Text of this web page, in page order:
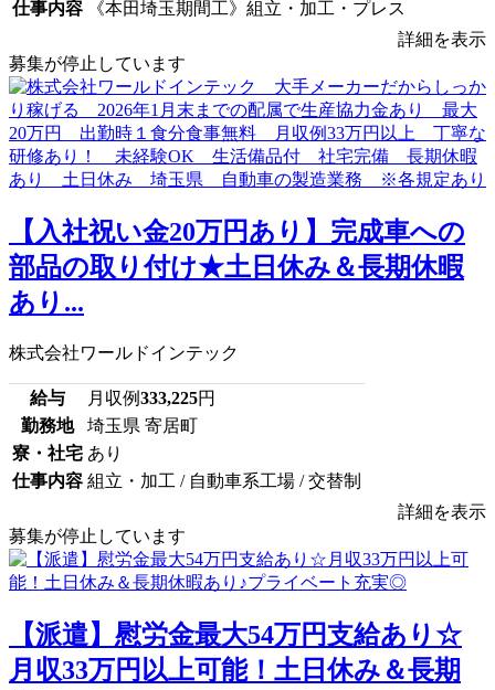
仕事内容
《本田埼玉期間工》組立・加工・プレス
詳細を表示
募集が停止しています
【入社祝い金20万円あり】完成車への
部品の取り付け★土日休み＆長期休暇
あり...
株式会社ワールドインテック
給与 月収例333,225円
勤務地
埼玉県 寄居町
寮・社宅 あり
仕事内容 組立・加工 / 自動車系工場 / 交替制
詳細を表示
募集が停止しています
【派遣】慰労金最大54万円支給あり☆
月収33万円以上可能！土日休み＆長期